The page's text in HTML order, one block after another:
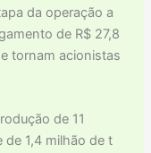
da operação a
de R$ 27,8
tornam acionistas
de 11
de 1,4 milhão de t